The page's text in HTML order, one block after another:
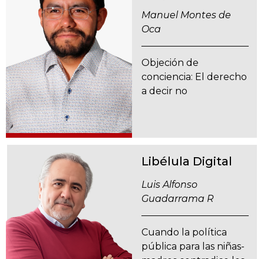
Manuel Montes de
Oca
Objeción de
conciencia: El derecho
a decir no
Libélula Digital
Luis Alfonso
Guadarrama R
Cuando la política
pública para las niñas-